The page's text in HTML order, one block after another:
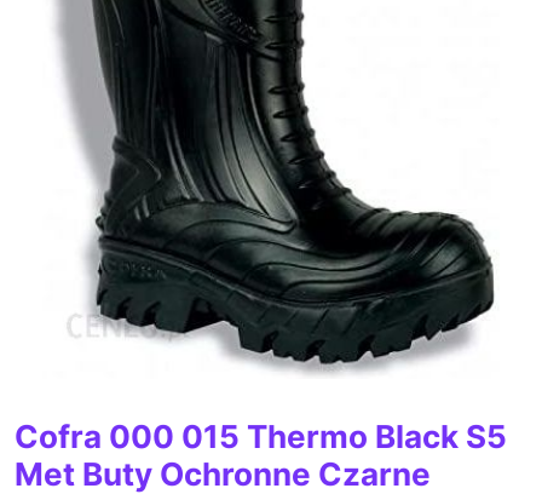
Cofra 000 015 Thermo Black S5
Met Buty Ochronne Czarne